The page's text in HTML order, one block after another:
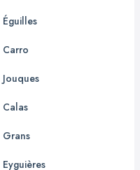
Éguilles
Carro
Jouques
Calas
Grans
Eyguières